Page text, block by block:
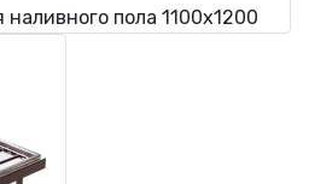
пола 1100х1200